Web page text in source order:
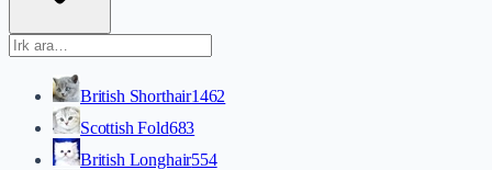
British Shorthair1462
Scottish Fold683
British Longhair554